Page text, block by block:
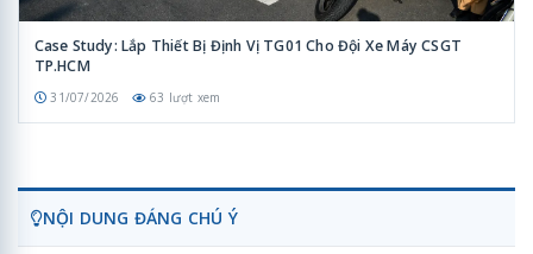
Case Study: Lắp Thiết Bị Định Vị TG01 Cho Đội Xe Máy CSGT
TP.HCM
31/07/2026 63 lượt xem
NỘI DUNG ĐÁNG CHÚ Ý